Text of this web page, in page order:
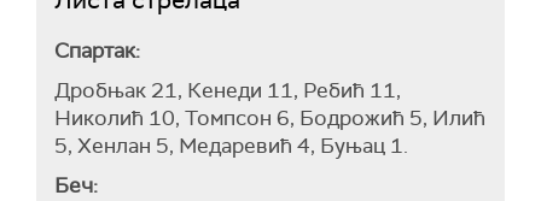
Спартак:
Дробњак 21, Кенеди 11, Ребић 11,
Николић 10, Томпсон 6, Бодрожић 5, Илић
5, Хенлан 5, Медаревић 4, Буњац 1.
Беч: